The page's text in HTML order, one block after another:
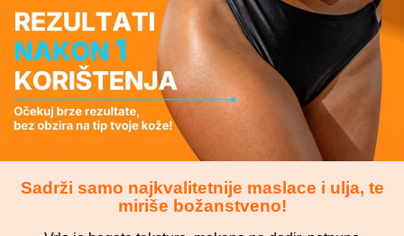
Sadrži samo najkvalitetnije maslace i ulja, te
miriše božanstveno!